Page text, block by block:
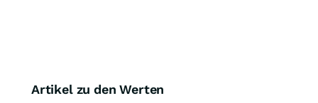
Artikel zu den Werten